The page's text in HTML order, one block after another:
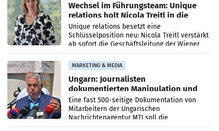
Wechsel im Führungsteam: Unique
relations holt Nicola Treitl in die
Geschäftsleitung
Unique relations besetzt eine
Schlüsselposition neu: Nicola Treitl verstärkt
ab sofort die Geschäftsleitung der Wiener
PR-Agentur an der Seite von Josef Kalina und
Anna Kalina-Mahr.
MARKETING & MEDIA
Ungarn: Journalisten
dokumentierten Manipulation und
Zensur
Eine fast 500-seitige Dokumentation von
Mitarbeitern der Ungarischen
Nachrichtenagentur MTI soll die
systematische Nachrichten-Manipulation und